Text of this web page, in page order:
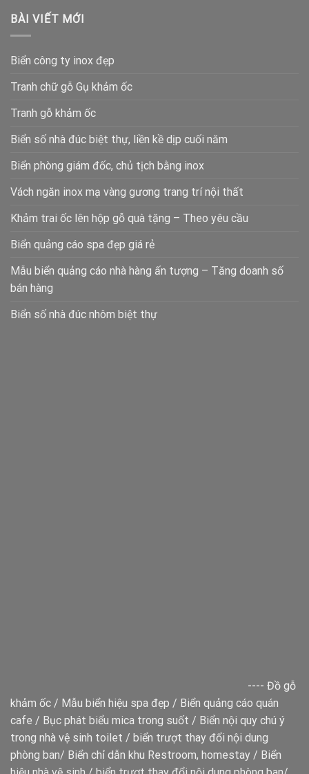
BÀI VIẾT MỚI
Biển công ty inox đẹp
Tranh chữ gỗ Gụ khảm ốc
Tranh gỗ khảm ốc
Biển số nhà đúc biệt thự, liền kề dịp cuối năm
Biển phòng giám đốc, chủ tịch bằng inox
Vách ngăn inox mạ vàng gương trang trí nội thất
Khảm trai ốc lên hộp gỗ quà tặng – Theo yêu cầu
Biển quảng cáo spa đẹp giá rẻ
Mẫu biển quảng cáo nhà hàng ấn tượng – Tăng doanh số
bán hàng
Biển số nhà đúc nhôm biệt thự
---- Đồ gỗ
khảm ốc / Mẫu biển hiệu spa đẹp / Biển quảng cáo quán
cafe / Bục phát biểu mica trong suốt / Biển nội quy chú ý
trong nhà vệ sinh toilet / biển trượt thay đổi nội dung
phòng ban/ Biển chỉ dẫn khu Restroom, homestay / Biển